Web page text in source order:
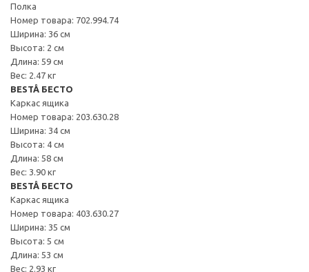
Полка
Номер товара: 702.994.74
Ширина: 36 см
Высота: 2 см
Длина: 59 см
Вес: 2.47 кг
BESTÅ БЕСТО
Каркас ящика
Номер товара: 203.630.28
Ширина: 34 см
Высота: 4 см
Длина: 58 см
Вес: 3.90 кг
BESTÅ БЕСТО
Каркас ящика
Номер товара: 403.630.27
Ширина: 35 см
Высота: 5 см
Длина: 53 см
Вес: 2.93 кг